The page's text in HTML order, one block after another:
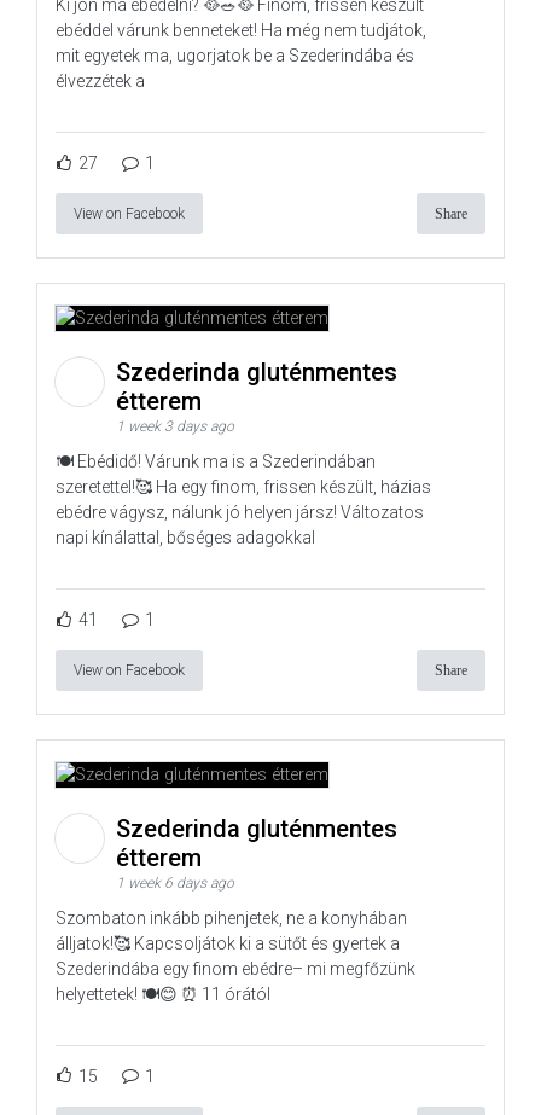
Ki jön ma ebédelni? 🥘🥗🥘 Finom, frissen készült
ebéddel várunk benneteket! Ha még nem tudjátok,
mit egyetek ma, ugorjatok be a Szederindába és
élvezzétek a
27 1
View on Facebook Share
Szederinda gluténmentes
étterem
1 week 3 days ago
🍽️ Ebédidő! Várunk ma is a Szederindában
szeretettel!🥰 Ha egy finom, frissen készült, házias
ebédre vágysz, nálunk jó helyen jársz! Változatos
napi kínálattal, bőséges adagokkal
41 1
View on Facebook Share
Szederinda gluténmentes
étterem
1 week 6 days ago
Szombaton inkább pihenjetek, ne a konyhában
álljatok!🥰 Kapcsoljátok ki a sütőt és gyertek a
Szederindába egy finom ebédre– mi megfőzünk
helyettetek! 🍽️😊 ⏰ 11 órától
15 1